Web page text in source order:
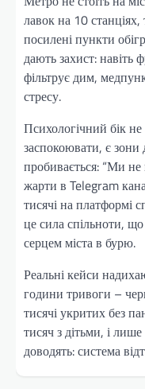
лавок на 10
посилені пункти
дають захист: навіть
фільтрує дим,
стресу.
Психологічний бік не
заспокоювати, є зони
пробивається: “Ми
жарти в Telegram
тисячі на платформі
це сила спільноти,
серцем міста в бурю.
Реальні кейси
години тривоги –
тисячі укритих без
тисяч з дітьми, і
доводять: система